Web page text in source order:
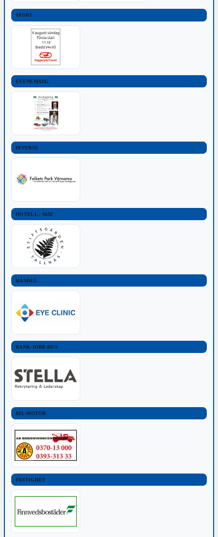
SPORT
EVENEMANG
DIVERSE
HOTELL - MAT
HANDEL
BANK-JOBB-HUS
BIL-MOTOR
FASTIGHET